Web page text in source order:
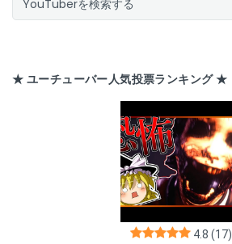
★ ユーチューバー人気投票ランキング ★
4.8 (17)